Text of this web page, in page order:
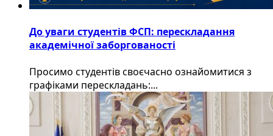
До уваги студентів ФСП: перескладання
академічної заборгованості
Просимо студентів своєчасно ознайомитися з
графіками перескладань:...